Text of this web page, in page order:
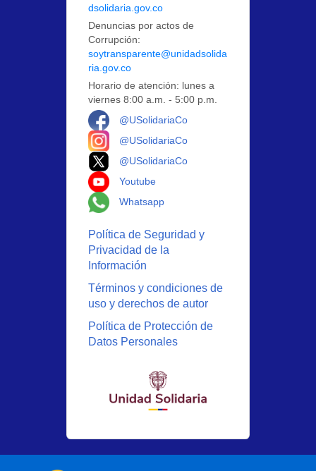
dsolidaria.gov.co
Denuncias por actos de
Corrupción:
soytransparente@unidadsolida
ria.gov.co
Horario de atención: lunes a
viernes 8:00 a.m. - 5:00 p.m.
@USolidariaCo
@USolidariaCo
@USolidariaCo
Youtube
Whatsapp
Política de Seguridad y
Privacidad de la
Información
Términos y condiciones de
uso y derechos de autor
Política de Protección de
Datos Personales